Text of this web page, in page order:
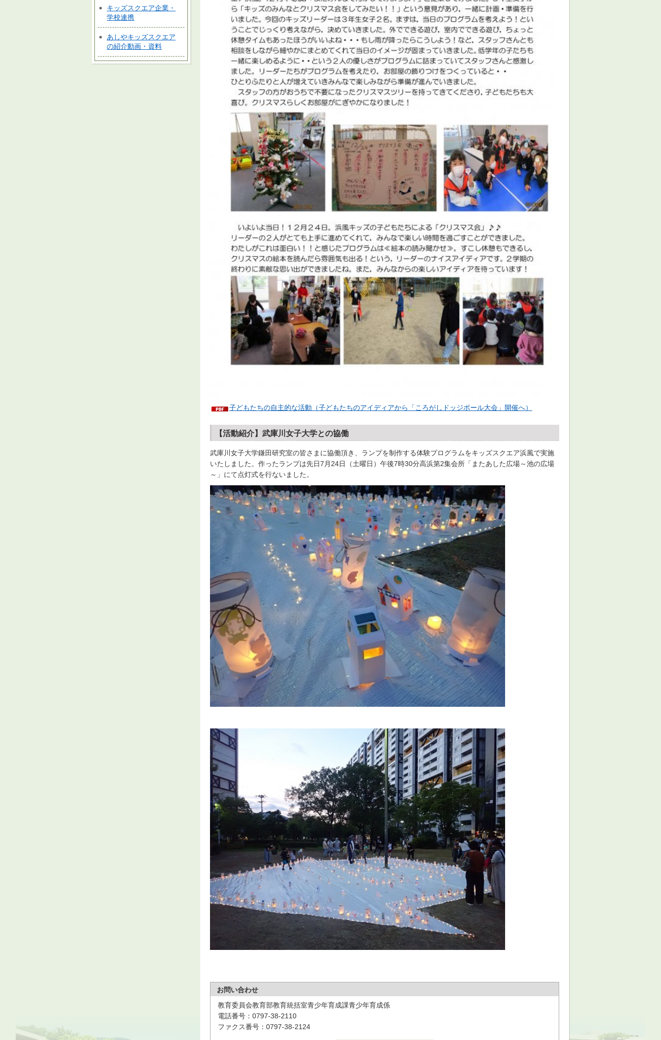
キッズスクエア企業・
学校連携
あしやキッズスクエア
の紹介動画・資料
子どもたちの自主的な活動（子どもたちのアイディアから「ころがしドッジボール大会」開催へ）
【活動紹介】武庫川女子大学との協働
武庫川女子大学鎌田研究室の皆さまに協働頂き、ランプを制作する体験プログラムをキッズスクエア浜風で実施
いたしました。作ったランプは先日7月24日（土曜日）午後7時30分高浜第2集会所「またあした広場～池の広場
～」にて点灯式を行ないました。
お問い合わせ
教育委員会教育部教育統括室青少年育成課青少年育成係
電話番号：0797-38-2110
ファクス番号：0797-38-2124